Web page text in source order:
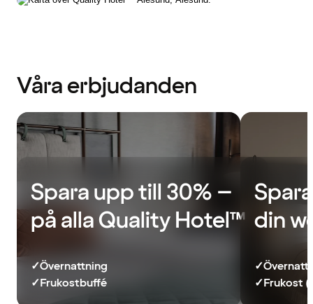
Våra erbjudanden
Spara upp till 30% –
på alla Quality Hotel™
✓Övernattning
✓Frukostbuffé
din
✓
✓Frukost